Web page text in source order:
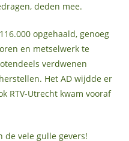
deden mee.
opgehaald, genoeg
en metselwerk te
verdwenen
Het AD wijdde er
RTV-Utrecht kwam vooraf
de vele gulle gevers!